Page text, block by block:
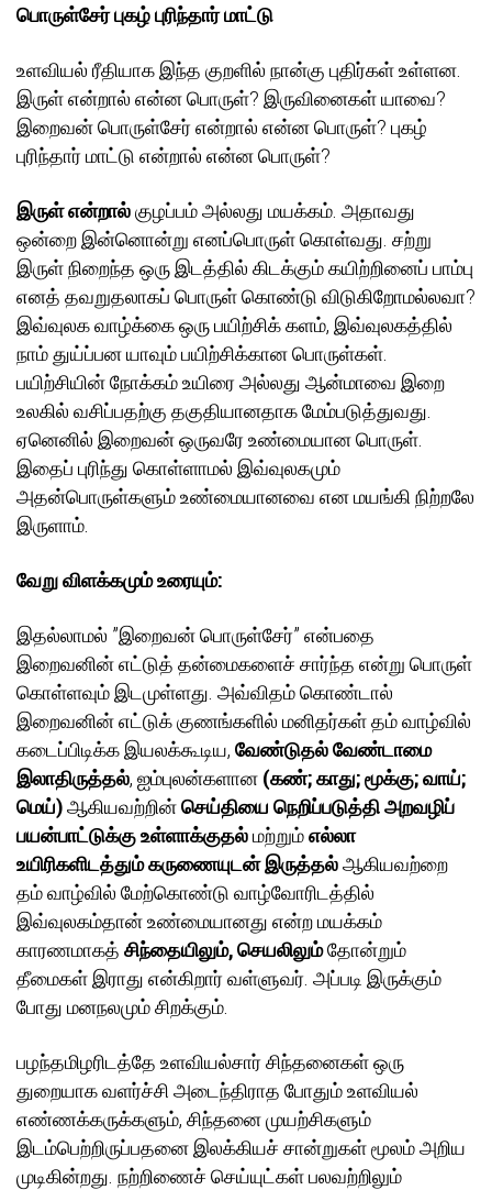
பொருள்சேர் புகழ் புரிந்தார் மாட்டு
உளவியல் ரீதியாக இந்த குறளில் நான்கு புதிர்கள் உள்ளன.
இருள் என்றால் என்ன பொருள்? இருவினைகள் யாவை?
இறைவன் பொருள்சேர் என்றால் என்ன பொருள்? புகழ்
புரிந்தார் மாட்டு என்றால் என்ன பொருள்?
இருள் என்றால்குழப்பம் அல்லது மயக்கம். அதாவது
ஒன்றை இன்னொன்று எனப்பொருள் கொள்வது. சற்று
இருள் நிறைந்த ஒரு இடத்தில் கிடக்கும் கயிற்றினைப் பாம்பு
எனத் தவறுதலாகப் பொருள் கொண்டு விடுகிறோமல்லவா?
இவ்வுலக வாழ்க்கை ஒரு பயிற்சிக் களம், இவ்வுலகத்தில்
நாம் துய்ப்பன யாவும் பயிற்சிக்கான பொருள்கள்.
பயிற்சியின் நோக்கம் உயிரை அல்லது ஆன்மாவை இறை
உலகில் வசிப்பதற்கு தகுதியானதாக மேம்படுத்துவது.
ஏனெனில் இறைவன் ஒருவரே உண்மையான பொருள்.
இதைப் புரிந்து கொள்ளாமல் இவ்வுலகமும்
அதன்பொருள்களும் உண்மையானவை என மயங்கி நிற்றலே
இருளாம்.
வேறு விளக்கமும் உரையும்:
இதல்லாமல் ”இறைவன் பொருள்சேர்” என்பதை
இறைவனின் எட்டுத் தன்மைகளைச் சார்ந்த என்று பொருள்
கொள்ளவும் இடமுள்ளது. அவ்விதம் கொண்டால்
இறைவனின் எட்டுக் குணங்களில் மனிதர்கள் தம் வாழ்வில்
கடைப்பிடிக்க இயலக்கூடிய, வேண்டுதல் வேண்டாமை
இலாதிருத்தல், ஐம்புலன்களான (கண்; காது; மூக்கு; வாய்;
மெய்)ஆகியவற்றின்செய்தியை நெறிப்படுத்தி அறவழிப்
பயன்பாட்டுக்கு உள்ளாக்குதல்மற்றும்எல்லா
உயிரிகளிடத்தும் கருணையுடன் இருத்தல்ஆகியவற்றை
தம் வாழ்வில் மேற்கொண்டு வாழ்வோரிடத்தில்
இவ்வுலகம்தான் உண்மையானது என்ற மயக்கம்
காரணமாகத் சிந்தையிலும், செயலிலும்தோன்றும்
தீமைகள் இராது என்கிறார் வள்ளுவர். அப்படி இருக்கும்
போது மனநலமும் சிறக்கும்.
பழந்தமிழரிடத்தே உளவியல்சார் சிந்தனைகள் ஒரு
துறையாக வளர்ச்சி அடைந்திராத போதும் உளவியல்
எண்ணக்கருக்களும், சிந்தனை முயற்சிகளும்
இடம்பெற்றிருப்பதனை இலக்கியச் சான்றுகள் மூலம் அறிய
முடிகின்றது. நற்றிணைச் செய்யுட்கள் பலவற்றிலும்